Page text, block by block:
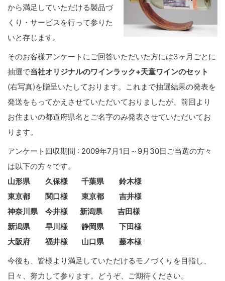
から満足していただける製品づ
くり・サービスを行って参りた
いと存じます。
そのお客様アンケートにご回答いただいた方には3ヶ月ごとに
抽選で当社オリジナルのワインラック+天童ワインのセット
(右写真)を贈呈いたしております。これまで抽選結果の発表を
発送をもってかえさせていただいておりましたが、前回より
お住まいの都道府県名とご名字のみ発表させていただいてお
ります。
アンケート回収期間 : 2009年7月1日～9月30日ご当選の方々
は以下の方々です。
山形県 久保様 千葉県 鈴木様
東京都 関口様 東京都 吉井様
神奈川県 今井様 新潟県 吉田様
新潟県 早川様 静岡県 下田様
大阪府 福井様 山口県 藤本様
今後も、皆様より満足していただけるモノづくりを目指し、
日々、努力して参ります。どうぞ、ご期待ください。